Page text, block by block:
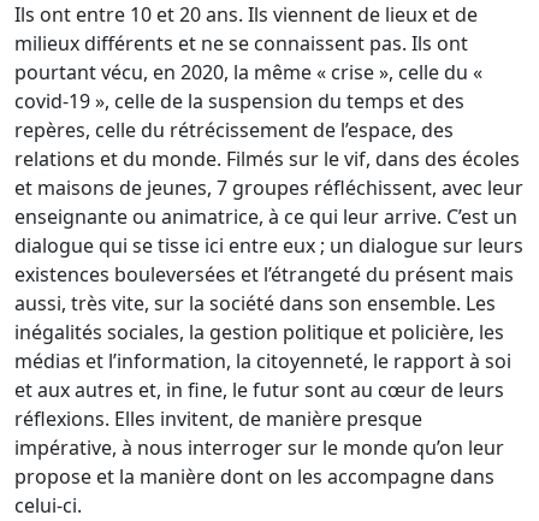
Ils ont entre 10 et 20 ans. Ils viennent de lieux et de
milieux différents et ne se connaissent pas. Ils ont
pourtant vécu, en 2020, la même « crise », celle du «
covid-19 », celle de la suspension du temps et des
repères, celle du rétrécissement de l’espace, des
relations et du monde. Filmés sur le vif, dans des écoles
et maisons de jeunes, 7 groupes réfléchissent, avec leur
enseignante ou animatrice, à ce qui leur arrive. C’est un
dialogue qui se tisse ici entre eux ; un dialogue sur leurs
existences bouleversées et l’étrangeté du présent mais
aussi, très vite, sur la société dans son ensemble. Les
inégalités sociales, la gestion politique et policière, les
médias et l’information, la citoyenneté, le rapport à soi
et aux autres et, in fine, le futur sont au cœur de leurs
réflexions. Elles invitent, de manière presque
impérative, à nous interroger sur le monde qu’on leur
propose et la manière dont on les accompagne dans
celui-ci.